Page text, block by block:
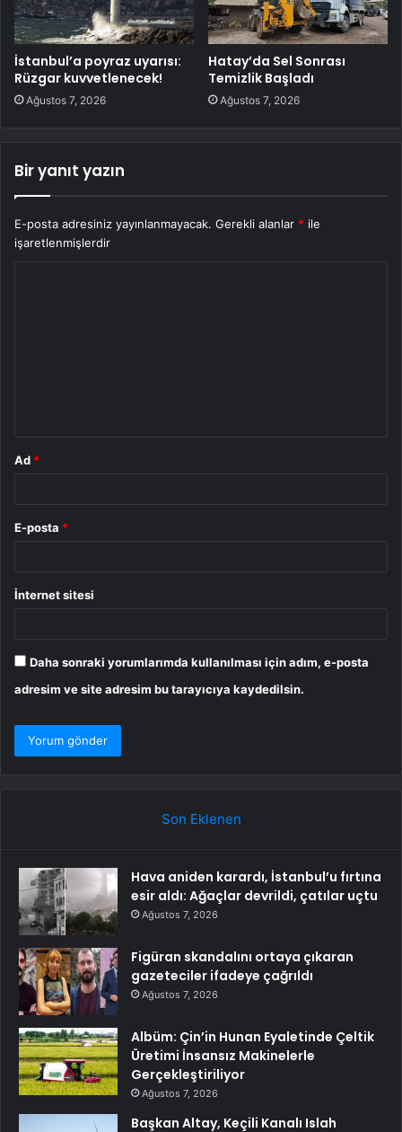
İstanbul’a poyraz uyarısı:
Rüzgar kuvvetlenecek!
Ağustos 7, 2026
Hatay’da Sel Sonrası
Temizlik Başladı
Ağustos 7, 2026
Bir yanıt yazın
E-posta adresiniz yayınlanmayacak. Gerekli alanlar * ile
işaretlenmişlerdir
Ad *
E-posta *
İnternet sitesi
Daha sonraki yorumlarımda kullanılması için adım, e-posta
adresim ve site adresim bu tarayıcıya kaydedilsin.
Son Eklenen
Hava aniden karardı, İstanbul’u fırtına
esir aldı: Ağaçlar devrildi, çatılar uçtu
Ağustos 7, 2026
Figüran skandalını ortaya çıkaran
gazeteciler ifadeye çağrıldı
Ağustos 7, 2026
Albüm: Çin’in Hunan Eyaletinde Çeltik
Üretimi İnsansız Makinelerle
Gerçekleştiriliyor
Ağustos 7, 2026
Başkan Altay, Keçili Kanalı Islah